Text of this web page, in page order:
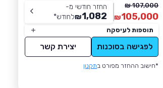
107,000 ₪
105,000
₪
החזר חודשי מ-
1,082
₪לחודש*
תוספות לעיסקה
לפגישה בסוכנות יצירת קשר
*חישוב ההחזר מפורט בתקנון